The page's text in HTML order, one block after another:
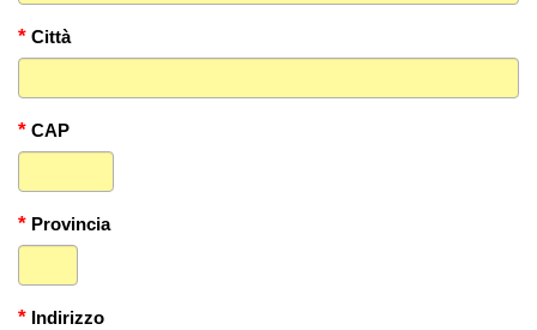
* Città
* CAP
* Provincia
* Indirizzo